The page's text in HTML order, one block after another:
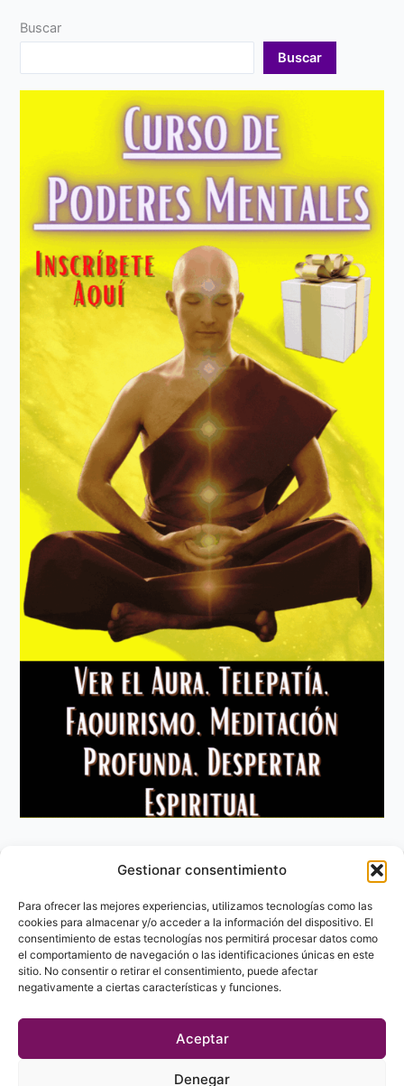
Gestionar consentimiento
Para ofrecer las mejores experiencias, utilizamos tecnologías como las
cookies para almacenar y/o acceder a la información del dispositivo. El
consentimiento de estas tecnologías nos permitirá procesar datos como
el comportamiento de navegación o las identificaciones únicas en este
sitio. No consentir o retirar el consentimiento, puede afectar
negativamente a ciertas características y funciones.
Aceptar
Denegar
Buscar
Buscar
Aviso Legal
Política de privacidad
Política de Cookies
Contacto